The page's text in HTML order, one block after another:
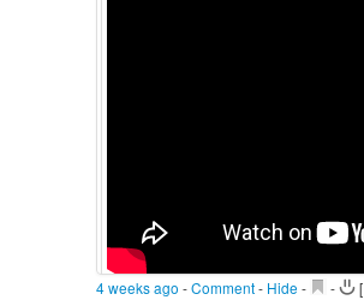
4 weeks ago -Comment- Hide - - [